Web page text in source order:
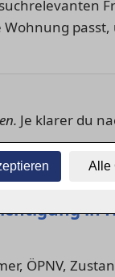
Alle
passt,
Je klarer du
in
ÖPNV,